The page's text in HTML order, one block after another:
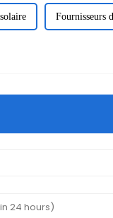
Fournisseurs